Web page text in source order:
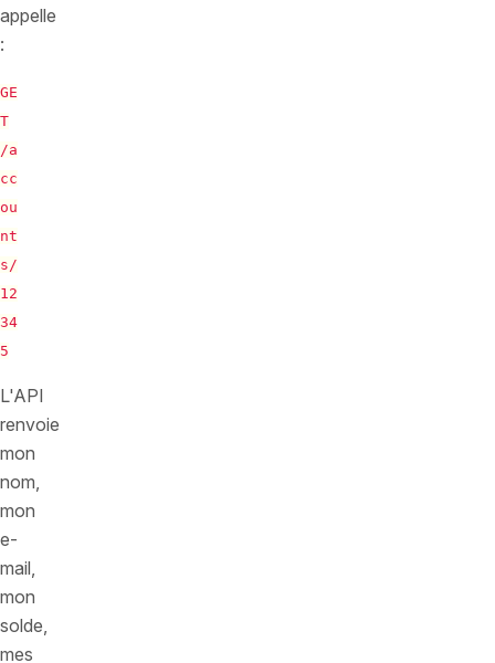
appelle
:
GE
T
/a
cc
ou
nt
s/
12
34
5
L'API
renvoie
mon
nom,
mon
e-
mail,
mon
solde,
mes